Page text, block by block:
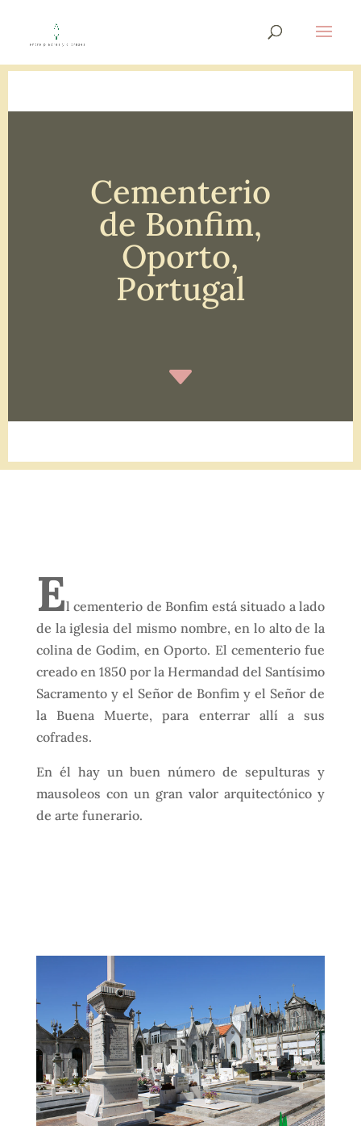
Cementerio
de Bonfim,
Oporto,
Portugal
C
El cementerio de Bonfim está situado a lado
de la iglesia del mismo nombre, en lo alto de la
colina de Godim, en Oporto. El cementerio fue
creado en 1850 por la Hermandad del Santísimo
Sacramento y el Señor de Bonfim y el Señor de
la Buena Muerte, para enterrar allí a sus
cofrades.
En él hay un buen número de sepulturas y
mausoleos con un gran valor arquitectónico y
de arte funerario.